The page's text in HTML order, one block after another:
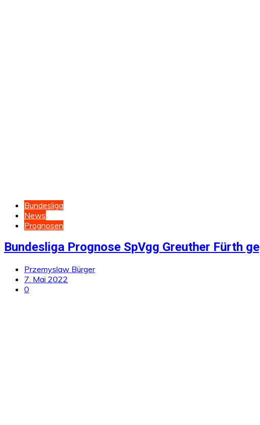
Bundesliga
News
Prognosen
Bundesliga Prognose SpVgg Greuther Fürth
Przemyslaw Bürger
7. Mai 2022
0